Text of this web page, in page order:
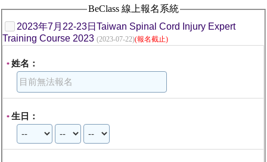
BeClass 線上報名系統
2023年7月22-23日Taiwan Spinal Cord Injury Expert
Training Course 2023 (2023-07-22)(報名截止)
*姓名：
*生日：